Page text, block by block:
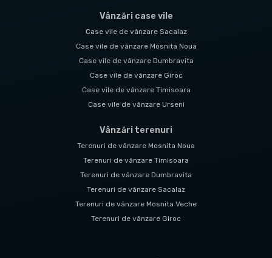
Vânzări case vile
Case vile de vânzare Sacalaz
Case vile de vânzare Mosnita Noua
Case vile de vânzare Dumbravita
Case vile de vânzare Giroc
Case vile de vânzare Timisoara
Case vile de vânzare Urseni
Vânzări terenuri
Terenuri de vânzare Mosnita Noua
Terenuri de vânzare Timisoara
Terenuri de vânzare Dumbravita
Terenuri de vânzare Sacalaz
Terenuri de vânzare Mosnita Veche
Terenuri de vânzare Giroc